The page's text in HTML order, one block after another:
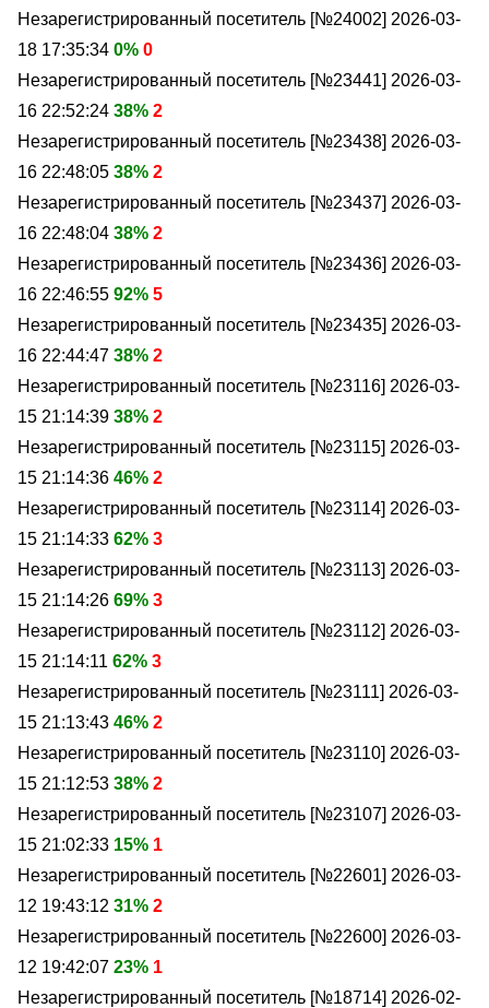
Незарегистрированный посетитель [№24002] 2026-03-
18 17:35:34 0% 0
Незарегистрированный посетитель [№23441] 2026-03-
16 22:52:24 38% 2
Незарегистрированный посетитель [№23438] 2026-03-
16 22:48:05 38% 2
Незарегистрированный посетитель [№23437] 2026-03-
16 22:48:04 38% 2
Незарегистрированный посетитель [№23436] 2026-03-
16 22:46:55 92% 5
Незарегистрированный посетитель [№23435] 2026-03-
16 22:44:47 38% 2
Незарегистрированный посетитель [№23116] 2026-03-
15 21:14:39 38% 2
Незарегистрированный посетитель [№23115] 2026-03-
15 21:14:36 46% 2
Незарегистрированный посетитель [№23114] 2026-03-
15 21:14:33 62% 3
Незарегистрированный посетитель [№23113] 2026-03-
15 21:14:26 69% 3
Незарегистрированный посетитель [№23112] 2026-03-
15 21:14:11 62% 3
Незарегистрированный посетитель [№23111] 2026-03-
15 21:13:43 46% 2
Незарегистрированный посетитель [№23110] 2026-03-
15 21:12:53 38% 2
Незарегистрированный посетитель [№23107] 2026-03-
15 21:02:33 15% 1
Незарегистрированный посетитель [№22601] 2026-03-
12 19:43:12 31% 2
Незарегистрированный посетитель [№22600] 2026-03-
12 19:42:07 23% 1
Незарегистрированный посетитель [№18714] 2026-02-